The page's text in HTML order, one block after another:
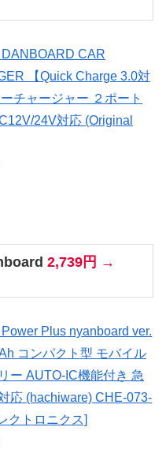
CAR
【Quick Charge 3.0対
チャージャー ２ポート
24V対応 (Original
2,739円 →
Plus nyanboard ver.
コンパクト型 モバイル
ー AUTO-IC機能付き 急
応 (hachiware) CHE-073-
クトロニクス]